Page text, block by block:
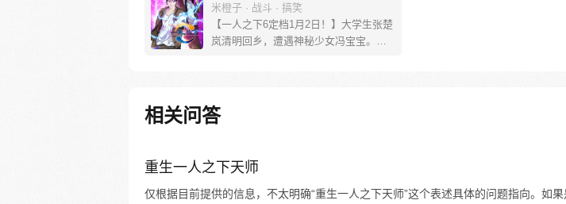
米橙子 · 战斗 · 搞笑
【一人之下6定档1月2日！】大学生张楚
岚清明回乡，遭遇神秘少女冯宝宝。素
己与爷爷身上的秘密，张楚岚的生活被
彻底颠覆，与冯宝宝一同踏上“异人”之
相关问答
重生一人之下天师
仅根据目前提供的信息，不太明确“重生一人之下天师”这个表述具体的问题指向。如